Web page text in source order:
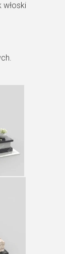
włoski